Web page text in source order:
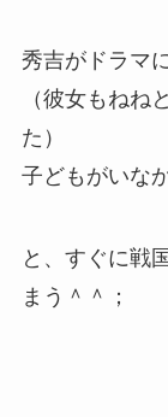
秀吉がドラマ
（彼女もねね
た）
子どもがいな
と、すぐに戦
まう＾＾；